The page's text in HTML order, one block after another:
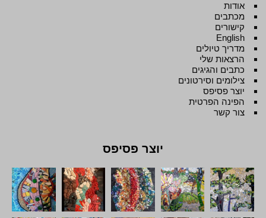
אודות
מכתבים
קישורים
English
מדריך טיולים
הרצאות שלי
כתבים והגיגים
צילומים וסירטונים
יוצר פסיפס
הפינה הפרטית
צור קשר
יוצר פסיפס